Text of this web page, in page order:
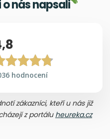
nás napsali
hodnocení
zákazníci, kteří u nás již
z portálu heureka.cz